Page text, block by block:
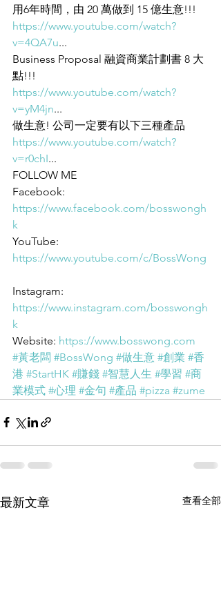
用6年時間，由 20 萬做到 15 億生意!!!
https://www.youtube.com/watch?
v=4QA7u...
Business Proposal 融資商業計劃書 8 大
點!!!
https://www.youtube.com/watch?
v=yM4jn...
做生意! 公司一定要有以下三種產品
https://www.youtube.com/watch?
v=r0chI...
FOLLOW ME
Facebook:
https://www.facebook.com/bosswongh
k
YouTube:
https://www.youtube.com/c/BossWong
Instagram:
https://www.instagram.com/bosswongh
k
Website: https://www.bosswong.com
#黃老闆 #BossWong #做生意 #創業 #香
港 #StartHK #賺錢 #智慧人生 #學習 #商
業模式 #心理 #金句 #產品 #pizza #zume
最新文章 查看全部